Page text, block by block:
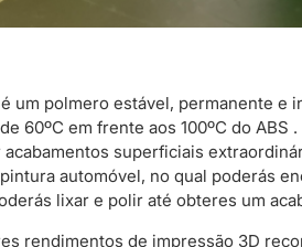
um polmero estável, permanente e
60ºC em frente aos 100ºC do ABS .
superficiais
automóvel, no qual poderás
lixar e polir até obteres um
rendimentos de impressão 3D